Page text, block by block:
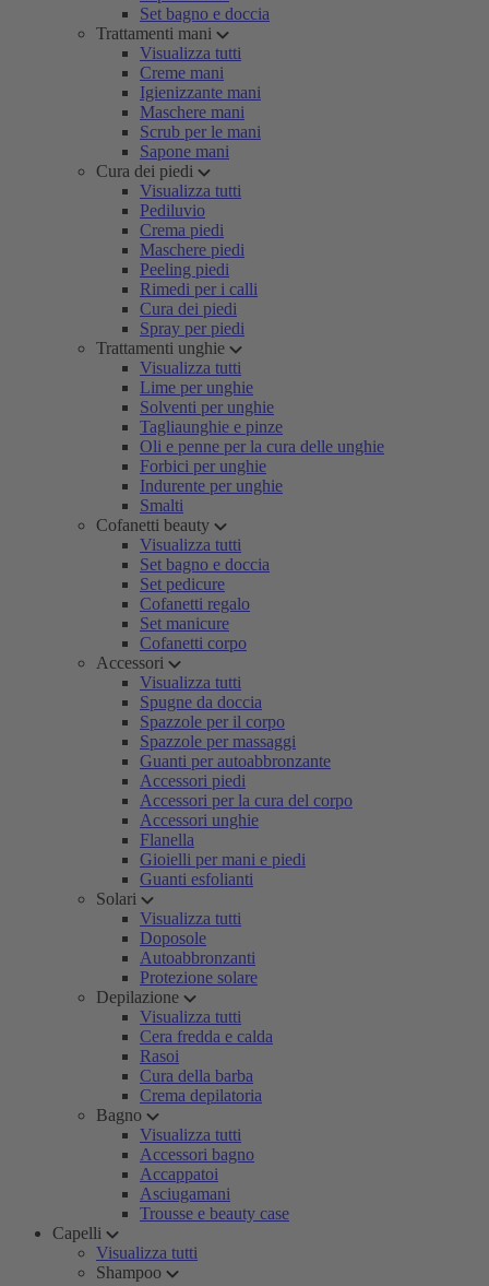
Set bagno e doccia
Trattamenti mani
Visualizza tutti
Creme mani
Igienizzante mani
Maschere mani
Scrub per le mani
Sapone mani
Cura dei piedi
Visualizza tutti
Pediluvio
Crema piedi
Maschere piedi
Peeling piedi
Rimedi per i calli
Cura dei piedi
Spray per piedi
Trattamenti unghie
Visualizza tutti
Lime per unghie
Solventi per unghie
Tagliaunghie e pinze
Oli e penne per la cura delle unghie
Forbici per unghie
Indurente per unghie
Smalti
Cofanetti beauty
Visualizza tutti
Set bagno e doccia
Set pedicure
Cofanetti regalo
Set manicure
Cofanetti corpo
Accessori
Visualizza tutti
Spugne da doccia
Spazzole per il corpo
Spazzole per massaggi
Guanti per autoabbronzante
Accessori piedi
Accessori per la cura del corpo
Accessori unghie
Flanella
Gioielli per mani e piedi
Guanti esfolianti
Solari
Visualizza tutti
Doposole
Autoabbronzanti
Protezione solare
Depilazione
Visualizza tutti
Cera fredda e calda
Rasoi
Cura della barba
Crema depilatoria
Bagno
Visualizza tutti
Accessori bagno
Accappatoi
Asciugamani
Trousse e beauty case
Capelli
Visualizza tutti
Shampoo